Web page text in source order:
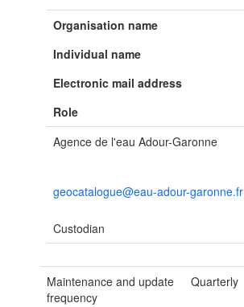
Organisation name
Individual name
Electronic mail address
Role
Agence de l'eau Adour-Garonne
geocatalogue@eau-adour-garonne.fr
Custodian
Maintenance and update
frequency
Quarterly